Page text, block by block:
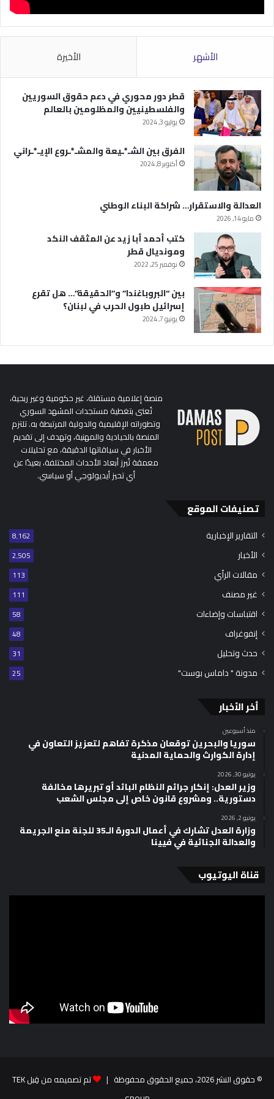
الأشهر الأخيرة
قطر دور محوري في دعم حقوق السوريين
والفلسطينيين والمظلومين بالعالم
يوليو 3, 2024
الفرق بين الشـ*ـيعة والمشـ*ـروع الإيـ*ـراني
أكتوبر 8, 2024
العدالة والاستقرار… شراكة البناء الوطني
مايو 14, 2026
كتب أحمد أبا زيد عن المثقف النكد
ومونديال قطر
نوفمبر 25, 2022
بين “البروباغندا” و”الحقيقة”… هل تقرع
إسرائيل طبول الحرب في لبنان؟
يونيو 7, 2024
منصة إعلامية مستقلة، غير حكومية وغير ربحية،
تُعنى بتغطية مستجدات المشهد السوري
وتطوراته الإقليمية والدولية المرتبطة به. تلتزم
المنصة بالحيادية والمهنية، وتهدف إلى تقديم
الأخبار في سياقاتها الدقيقة، مع تحليلات
معمقة تُبرز أبعاد الأحداث المختلفة، بعيدًا عن
أي تحيز أيديولوجي أو سياسي.
تصنيفات الموقع
التقارير الإخبارية 8٬162
الأخبار 2٬505
مقالات الرأي 113
غير مصنف 111
اقتباسات وإضاءات 58
إنفوغراف 48
حدث وتحليل 31
مدونة " داماس بوست" 25
أخر الأخبار
منذ أسبوعين
سوريا والبحرين توقعان مذكرة تفاهم لتعزيز التعاون في
إدارة الكوارث والحماية المدنية
يونيو 30, 2026
وزير العدل: إنكار جرائم النظام البائد أو تبريرها مخالفة
دستورية.. ومشروع قانون خاص إلى مجلس الشعب
يونيو 2, 2026
وزارة العدل تشارك في أعمال الدورة الـ35 للجنة منع الجريمة
والعدالة الجنائية في فيينا
قناة اليوتيوب
© حقوق النشر 2026، جميع الحقوق محفوظة |
تم تصميمه من قِبل TEK